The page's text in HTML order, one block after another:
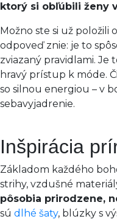
ktorý si obľúbili ženy
Možno ste si už položili
odpoveď znie: je to
zviazaný pravidlami. Je
hravý prístup k móde.
so silnou energiou – v
sebavyjadrenie.
Inšpirácia
Základom každého
strihy, vzdušné
pôsobia prirodzene,
sú dlhé šaty, blúzky s